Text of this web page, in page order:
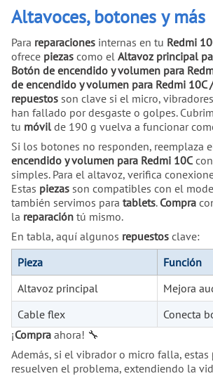
Altavoces, botones y más
Para reparaciones internas en tu Redmi
ofrece piezas como el Altavoz principal
Botón de encendido y volumen para
de encendido y volumen para Redmi 10C
repuestos son clave si el micro,
han fallado por desgaste o golpes.
tu móvil de 190 g vuelva a funcionar
Si los botones no responden, reemplaza
encendido y volumen para Redmi 10C
simples. Para el altavoz, verifica
Estas piezas son compatibles con el
también servimos para tablets. Compra
la reparación tú mismo.
En tabla, aquí algunos repuestos clave:
Pieza
Función
Altavoz principal
Mejora
Cable flex
Conecta
¡Compra ahora! 🔧
Además, si el vibrador o micro falla, estas
resuelven el problema, extendiendo la